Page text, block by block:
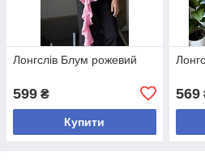
Лонгслів Блум рожевий
599 ₴
Купити
569